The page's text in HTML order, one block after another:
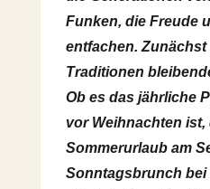
Funken, die Freude
entfachen. Zunächst
Traditionen
Ob es das jährliche
vor Weihnachten ist,
Sommerurlaub am
Sonntagsbrunch bei